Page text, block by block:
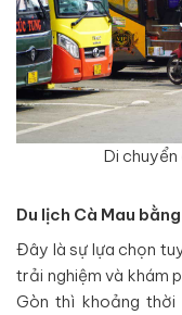
Di chuyển
Du lịch Cà Mau
Đây là sự lựa chọn
trải nghiệm và khám
Gòn thì khoảng